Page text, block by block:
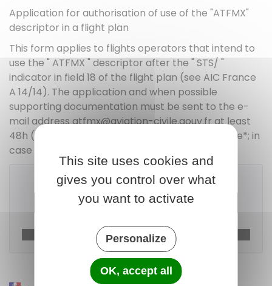
Application for authorisation of use of the "ATFMX"
descriptor in a flight plan
This form applies to flights operators that intend to
use the " ATFMX " descriptor after the " STS/ "
indicator in field 18 of the flight plan (see AIC France
A 14/14). The application and when possible
supporting documentation must be sent to the e-
mail address atfmx@aviation-civile.gouv.fr at least
48h (working period) before the flight departure*; in
case of urgency, as soon as possible.
Télécharger le formulaire (53.6 KB)
Ministère chargé des transports
This site uses cookies and
gives you control over what
you want to activate
Personalize
OK, accept all